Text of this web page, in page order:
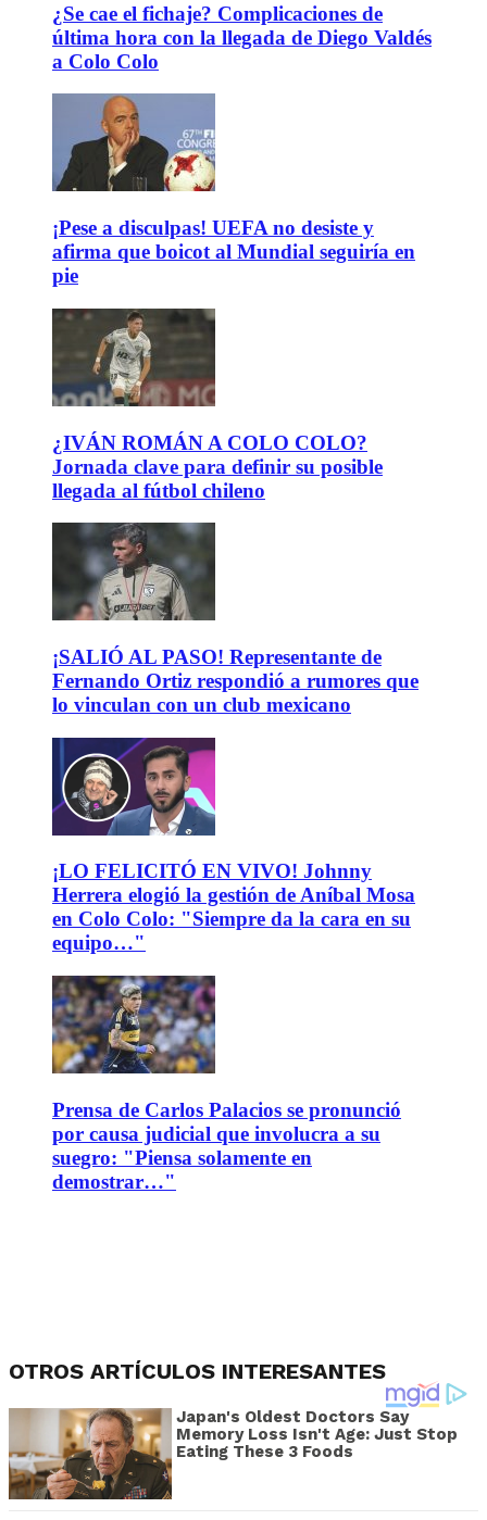
¿Se cae el fichaje? Complicaciones de
última hora con la llegada de Diego Valdés
a Colo Colo
¡Pese a disculpas! UEFA no desiste y
afirma que boicot al Mundial seguiría en
pie
¿IVÁN ROMÁN A COLO COLO?
Jornada clave para definir su posible
llegada al fútbol chileno
¡SALIÓ AL PASO! Representante de
Fernando Ortiz respondió a rumores que
lo vinculan con un club mexicano
¡LO FELICITÓ EN VIVO! Johnny
Herrera elogió la gestión de Aníbal Mosa
en Colo Colo: "Siempre da la cara en su
equipo…"
Prensa de Carlos Palacios se pronunció
por causa judicial que involucra a su
suegro: "Piensa solamente en
demostrar…"
OTROS ARTÍCULOS INTERESANTES
Japan's Oldest Doctors Say
Memory Loss Isn't Age: Just Stop
Eating These 3 Foods